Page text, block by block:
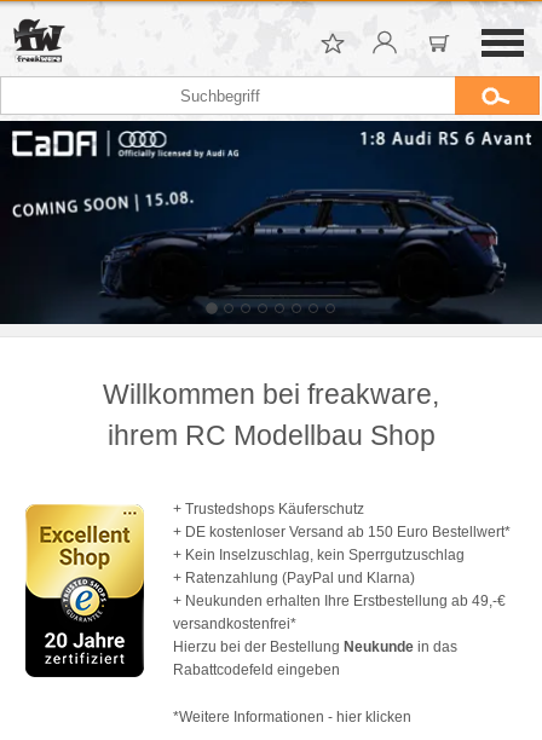
Willkommen bei freakware,
ihrem RC Modellbau Shop
+ Trustedshops Käuferschutz
+ DE kostenloser Versand ab 150 Euro Bestellwert*
+ Kein Inselzuschlag, kein Sperrgutzuschlag
+ Ratenzahlung (PayPal und Klarna)
+ Neukunden erhalten Ihre Erstbestellung ab 49,-€
versandkostenfrei*
Hierzu bei der Bestellung Neukunde in das
Rabattcodefeld eingeben
*Weitere Informationen - hier klicken